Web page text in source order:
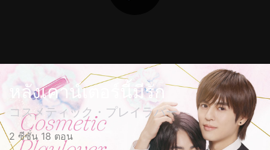
หลังเคาน์เตอร์นี้มีรัก
コスメティック・プレイラバー
2 ซีซั่น 18 ตอน